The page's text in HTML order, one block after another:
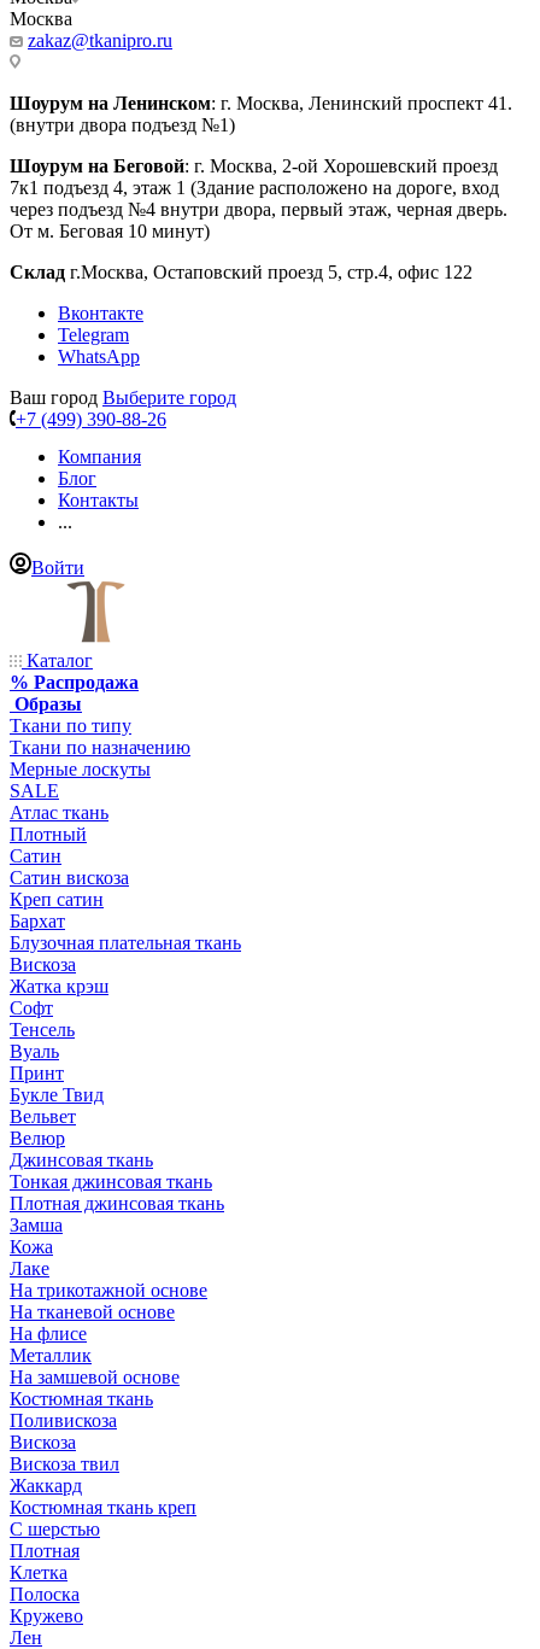
Москва
zakaz@tkanipro.ru
Шоурум на Ленинском: г. Москва, Ленинский проспект 41.
(внутри двора подъезд №1)
Шоурум на Беговой: г. Москва, 2-ой Хорошевский проезд
7к1 подъезд 4, этаж 1 (Здание расположено на дороге, вход
через подъезд №4 внутри двора, первый этаж, черная дверь.
От м. Беговая 10 минут)
Склад г.Москва, Остаповский проезд 5, стр.4, офис 122
Вконтакте
Telegram
WhatsApp
Ваш город Выберите город
+7 (499) 390-88-26
Компания
Блог
Контакты
...
Войти
Каталог
% Распродажа
Образы
Ткани по типу
Ткани по назначению
Мерные лоскуты
SALE
Атлас ткань
Плотный
Сатин
Сатин вискоза
Креп сатин
Бархат
Блузочная плательная ткань
Вискоза
Жатка крэш
Софт
Тенсель
Вуаль
Принт
Букле Твид
Вельвет
Велюр
Джинсовая ткань
Тонкая джинсовая ткань
Плотная джинсовая ткань
Замша
Кожа
Лаке
На трикотажной основе
На тканевой основе
На флисе
Металлик
На замшевой основе
Костюмная ткань
Поливискоза
Вискоза
Вискоза твил
Жаккард
Костюмная ткань креп
С шерстью
Плотная
Клетка
Полоска
Кружево
Лен